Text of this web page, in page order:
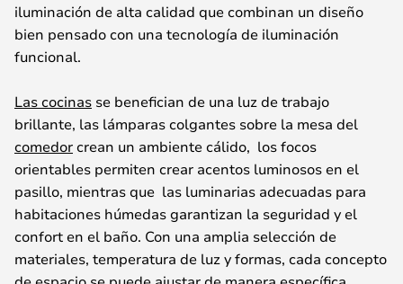
iluminación de alta calidad que combinan un diseño
bien pensado con una tecnología de iluminación
funcional.
Las cocinas se benefician de una luz de trabajo
brillante, las lámparas colgantes sobre la mesa del
comedorcrean un ambientecálido, losfocos
orientables permiten crear acentos luminososen el
pasillo, mientrasque las luminarias adecuadas para
habitaciones húmedas garantizan la seguridad y el
confort en el baño. Con una amplia selección de
materiales, temperatura de luzy formas, cada concepto